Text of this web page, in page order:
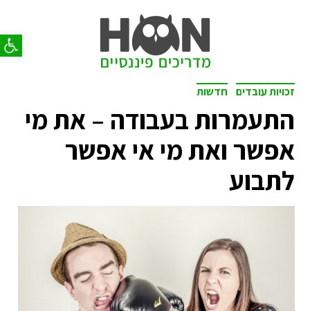
פתח
זכויות עובדים חדשות
התעמרות בעבודה – את מי
אפשר ואת מי אי אפשר
לתבוע